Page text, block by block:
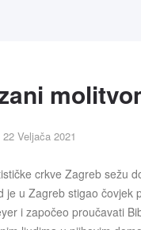
Veljača 2021
crkve Zagreb sežu
je u Zagreb stigao čovjek
i započeo proučavati